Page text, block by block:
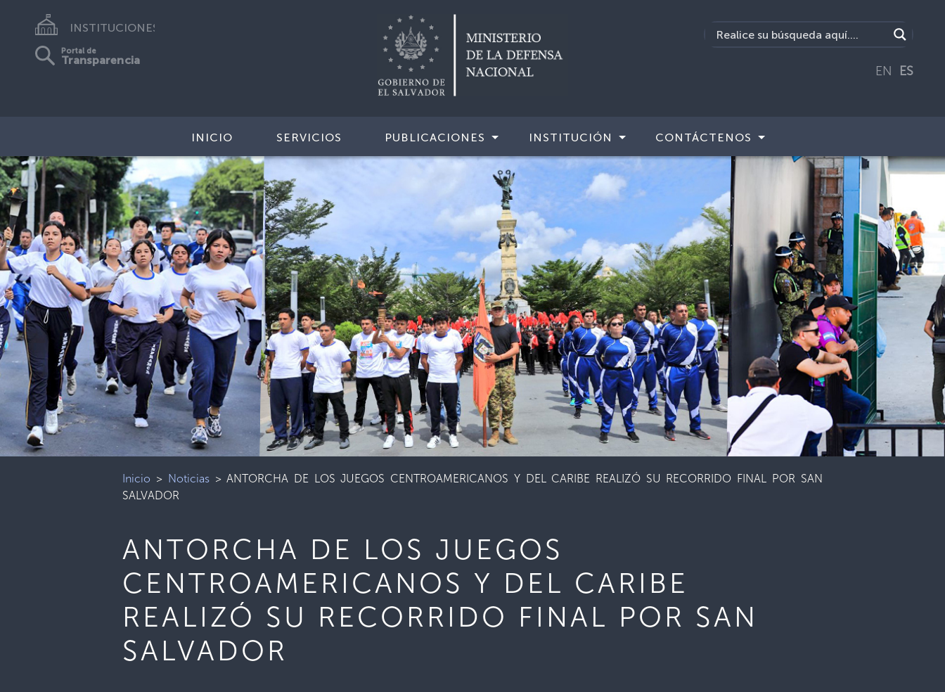
INSTITUCIONES
Portal de
Transparencia
EN ES
INICIO SERVICIOS PUBLICACIONES INSTITUCIÓN CONTÁCTENOS
Inicio > Noticias>ANTORCHA DE LOS JUEGOS CENTROAMERICANOS Y DEL CARIBE REALIZÓ SU RECORRIDO FINAL POR SAN
SALVADOR
ANTORCHA DE LOS JUEGOS
CENTROAMERICANOS Y DEL CARIBE
REALIZÓ SU RECORRIDO FINAL POR SAN
SALVADOR